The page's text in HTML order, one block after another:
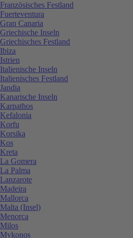
Französisches Festland
Fuerteventura
Gran Canaria
Griechische Inseln
Griechisches Festland
Ibiza
Istrien
Italienische Inseln
Italienisches Festland
Jandia
Kanarische Inseln
Karpathos
Kefalonia
Korfu
Korsika
Kos
Kreta
La Gomera
La Palma
Lanzarote
Madeira
Mallorca
Malta (Insel)
Menorca
Milos
Mykonos